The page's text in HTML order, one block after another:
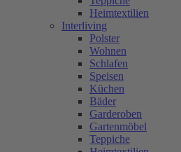
Heimtextilien
Interliving
Polster
Wohnen
Schlafen
Speisen
Küchen
Bäder
Garderoben
Gartenmöbel
Teppiche